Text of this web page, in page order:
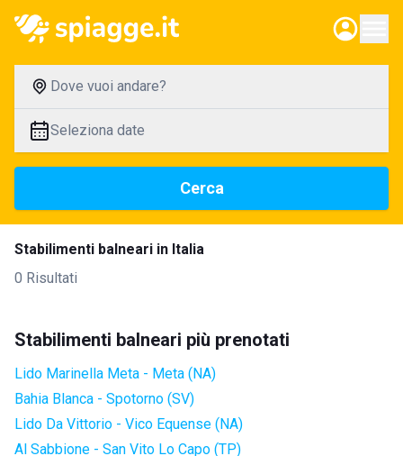
Dove vuoi andare?
Seleziona date
Cerca
Stabilimenti balneari in Italia
0 Risultati
Stabilimenti balneari più prenotati
Lido Marinella Meta - Meta (NA)
Bahia Blanca - Spotorno (SV)
Lido Da Vittorio - Vico Equense (NA)
Al Sabbione - San Vito Lo Capo (TP)